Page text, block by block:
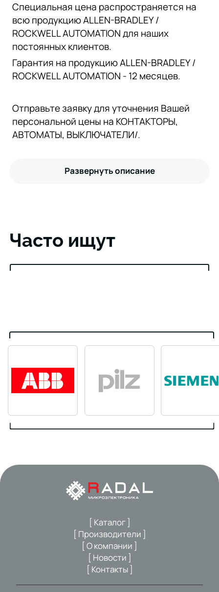
Специальная цена распространяется на
всю продукцию ALLEN-BRADLEY /
ROCKWELL AUTOMATION для наших
постоянных клиентов.
Гарантия на продукцию ALLEN-BRADLEY /
ROCKWELL AUTOMATION - 12 месяцев.
Отправьте заявку для уточнения Вашей
персональной цены на КОНТАКТОРЫ,
АВТОМАТЫ, ВЫКЛЮЧАТЕЛИ/.
Развернуть описание
Часто ищут
[ Каталог ]
[ Производители ]
[ О компании ]
[ Новости ]
[ Контакты ]